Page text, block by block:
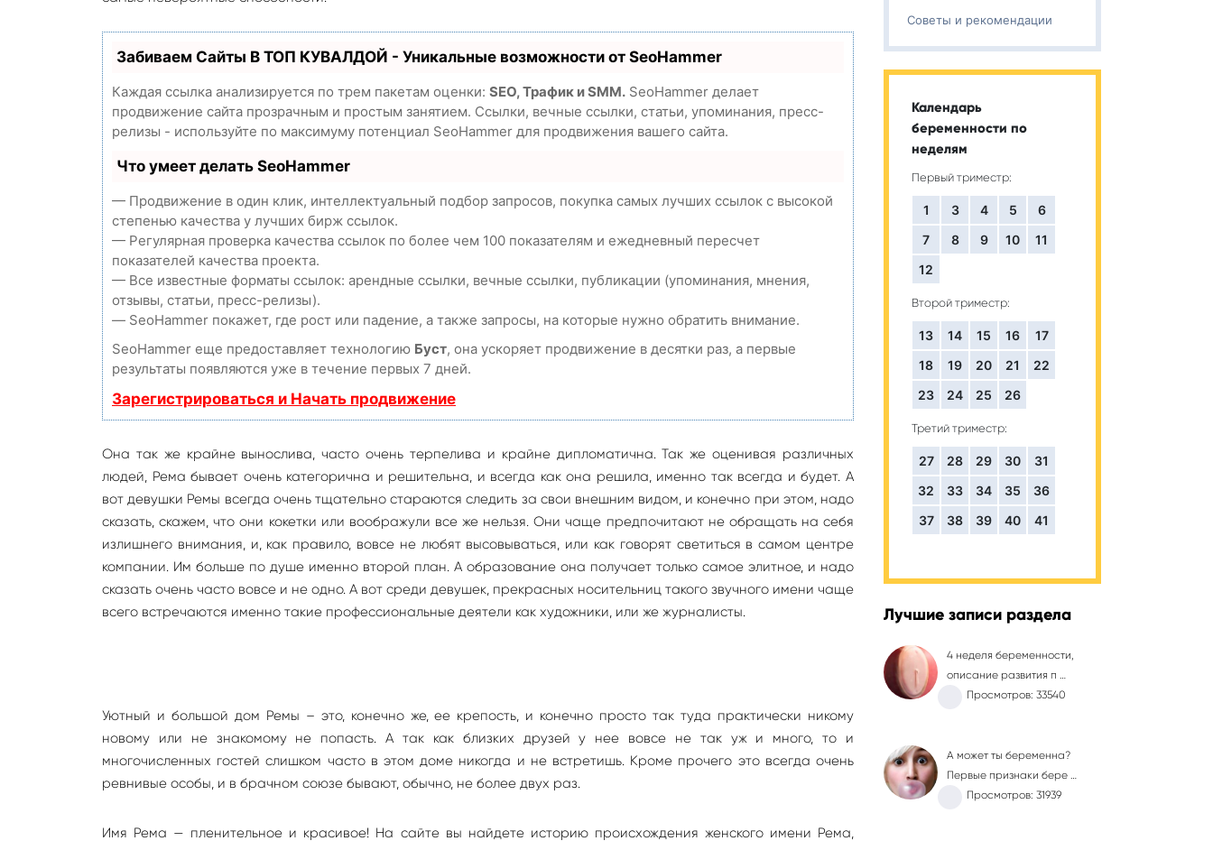
Забиваем Сайты В ТОП КУВАЛДОЙ - Уникальные возможности от SeoHammer
Каждая ссылка анализируется по трем пакетам оценки: SEO, Трафик и SMM. SeoHammer делает
продвижение сайта прозрачным и простым занятием. Ссылки, вечные ссылки, статьи, упоминания, пресс-
релизы - используйте по максимуму потенциал SeoHammer для продвижения вашего сайта.
Что умеет делать SeoHammer
— Продвижение в один клик, интеллектуальный подбор запросов, покупка самых лучших ссылок с высокой
степенью качества у лучших бирж ссылок.
— Регулярная проверка качества ссылок по более чем 100 показателям и ежедневный пересчет
показателей качества проекта.
— Все известные форматы ссылок: арендные ссылки, вечные ссылки, публикации (упоминания, мнения,
отзывы, статьи, пресс-релизы).
— SeoHammer покажет, где рост или падение, а также запросы, на которые нужно обратить внимание.
SeoHammer еще предоставляет технологию Буст, она ускоряет продвижение в десятки раз, а первые
результаты появляются уже в течение первых 7 дней.
Зарегистрироваться и Начать продвижение
Она так же крайне вынослива, часто очень терпелива и крайне дипломатична. Так же оценивая различных
людей, Рема бывает очень категорична и решительна, и всегда как она решила, именно так всегда и будет. А
вот девушки Ремы всегда очень тщательно стараются следить за свои внешним видом, и конечно при этом, надо
сказать, скажем, что они кокетки или воображули все же нельзя. Они чаще предпочитают не обращать на себя
излишнего внимания, и, как правило, вовсе не любят высовываться, или как говорят светиться в самом центре
компании. Им больше по душе именно второй план. А образование она получает только самое элитное, и надо
сказать очень часто вовсе и не одно. А вот среди девушек, прекрасных носительниц такого звучного имени чаще
всего встречаются именно такие профессиональные деятели как художники, или же журналисты.
Уютный и большой дом Ремы – это, конечно же, ее крепость, и конечно просто так туда практически никому
новому или не знакомому не попасть. А так как близких друзей у нее вовсе не так уж и много, то и
многочисленных гостей слишком часто в этом доме никогда и не встретишь. Кроме прочего это всегда очень
ревнивые особы, и в брачном союзе бывают, обычно, не более двух раз.
Имя Рема — пленительное и красивое! На сайте вы найдете историю происхождения женского имени Рема,
Советы и рекомендации
Календарь
беременности по
неделям
Первый триместр:
1 3 4 5
6
7
8 9 10
11
12
Второй триместр:
13 14 15 16
17
18
19 20 21
22
23
24 25 26
Третий триместр:
27 28 29 30
31
32
33 34 35
36
37
38 39 40 41
Лучшие записи раздела
4 неделя беременности,
описание развития п …
Просмотров: 33540
А может ты беременна?
Первые признаки бере …
Просмотров: 31939